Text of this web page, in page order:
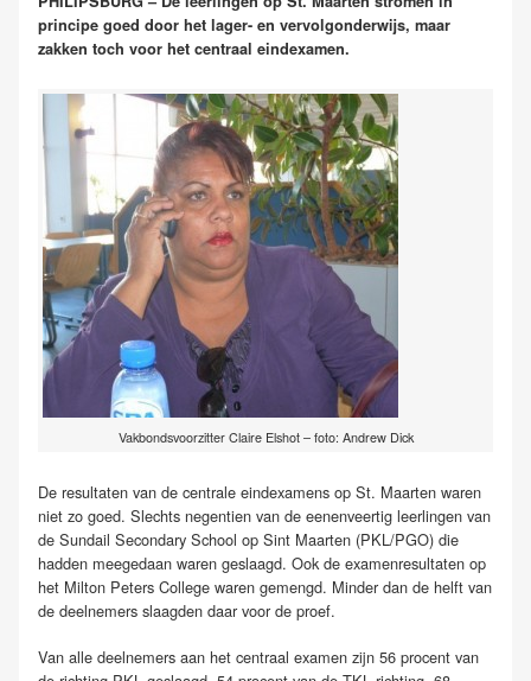
principe goed door het lager- en vervolgonderwijs, maar
zakken toch voor het centraal eindexamen.
Vakbondsvoorzitter Claire Elshot – foto: Andrew Dick
De resultaten van de centrale eindexamens op St. Maarten waren
niet zo goed. Slechts negentien van de eenenveertig leerlingen van
de Sundail Secondary School op Sint Maarten (PKL/PGO) die
hadden meegedaan waren geslaagd. Ook de examenresultaten op
het Milton Peters College waren gemengd. Minder dan de helft van
de deelnemers slaagden daar voor de proef.
Van alle deelnemers aan het centraal examen zijn 56 procent van